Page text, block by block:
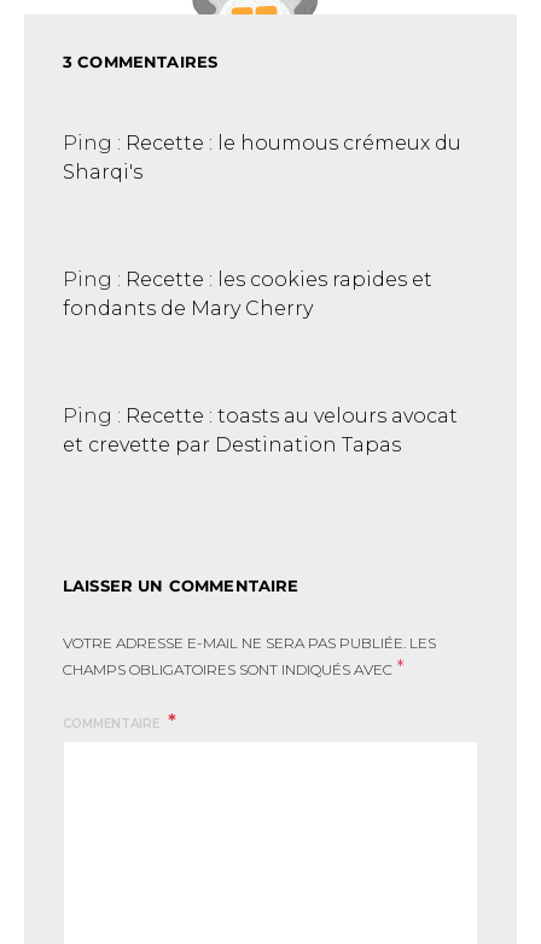
3 COMMENTAIRES
Ping : Recette : le houmous crémeux du
Sharqi's
Ping : Recette : les cookies rapides et
fondants de Mary Cherry
Ping : Recette : toasts au velours avocat
et crevette par Destination Tapas
LAISSER UN COMMENTAIRE
VOTRE ADRESSE E-MAIL NE SERA PAS PUBLIÉE. LES
CHAMPS OBLIGATOIRES SONT INDIQUÉS AVEC *
COMMENTAIRE